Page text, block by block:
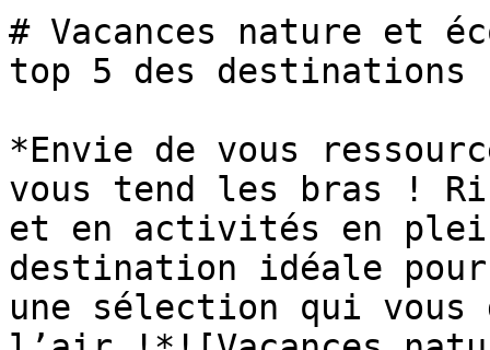
# Vacances nature et
top 5 des destinations
*Envie de vous
vous tend les bras !
et en activités en
destination idéale
une sélection qui vous